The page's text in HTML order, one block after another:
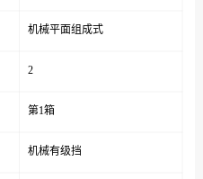
机械平面组成式
2
第1箱
机械有级挡